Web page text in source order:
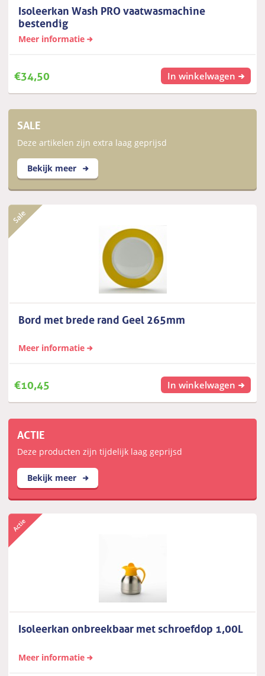
Isoleerkan Wash PRO vaatwasmachine
bestendig
Meer informatie
€34,50 In winkelwagen
SALE
Deze artikelen zijn extra laag geprijsd
Bekijk meer
Bord met brede rand Geel 265mm
Meer informatie
€10,45 In winkelwagen
ACTIE
Deze producten zijn tijdelijk laag geprijsd
Bekijk meer
Isoleerkan onbreekbaar met schroefdop 1,00L
Meer informatie